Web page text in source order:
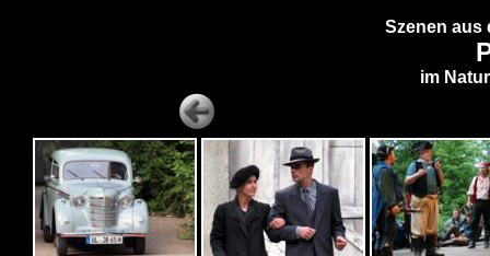
Szenen aus
im